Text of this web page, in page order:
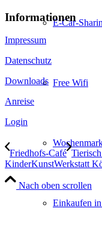
E-Car-
Free Wifi
Einkaufen
Informationen
Impressum
Datenschutz
Downloads
Anreise
Login
Friedhofs-Café
KinderKunstWerkstatt
Nach oben scrollen